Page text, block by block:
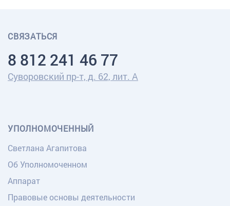
СВЯЗАТЬСЯ
8 812 241 46 77
Суворовский пр-т, д. 62, лит. А
УПОЛНОМОЧЕННЫЙ
Светлана Агапитова
Об Уполномоченном
Аппарат
Правовые основы деятельности